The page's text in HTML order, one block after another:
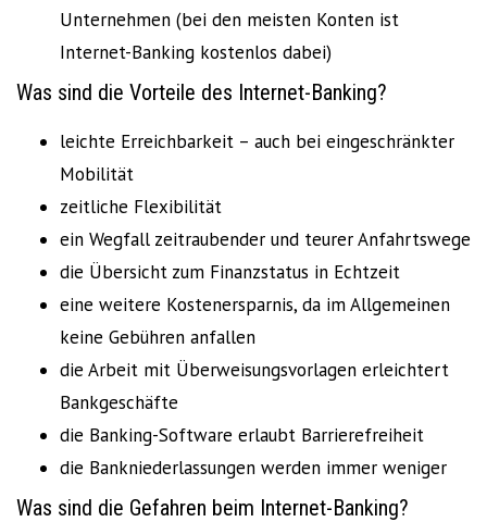
Unternehmen (bei den meisten Konten ist
Internet-Banking kostenlos dabei)
Was sind die Vorteile des Internet-Banking?
leichte Erreichbarkeit – auch bei eingeschränkter
Mobilität
zeitliche Flexibilität
ein Wegfall zeitraubender und teurer Anfahrtswege
die Übersicht zum Finanzstatus in Echtzeit
eine weitere Kostenersparnis, da im Allgemeinen
keine Gebühren anfallen
die Arbeit mit Überweisungsvorlagen erleichtert
Bankgeschäfte
die Banking-Software erlaubt Barrierefreiheit
die Bankniederlassungen werden immer weniger
Was sind die Gefahren beim Internet-Banking?